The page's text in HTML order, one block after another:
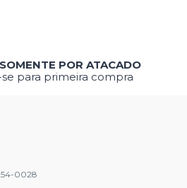
POR ATACADO
para primeira compra
0028